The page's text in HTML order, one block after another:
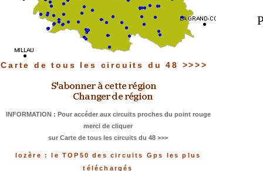
Carte de tous les circuits du 48 >>>>
INFORMATION : Pour accéder aux circuits proches du point rouge
merci de cliquer
sur Carte de tous les circuits du 48 >>>
lozère : le TOP50 des circuits Gps les plus
téléchargés